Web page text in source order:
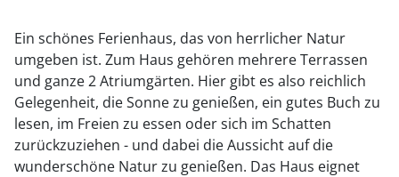
Ein schönes Ferienhaus, das von herrlicher Natur
umgeben ist. Zum Haus gehören mehrere Terrassen
und ganze 2 Atriumgärten. Hier gibt es also reichlich
Gelegenheit, die Sonne zu genießen, ein gutes Buch zu
lesen, im Freien zu essen oder sich im Schatten
zurückzuziehen - und dabei die Aussicht auf die
wunderschöne Natur zu genießen. Das Haus eignet